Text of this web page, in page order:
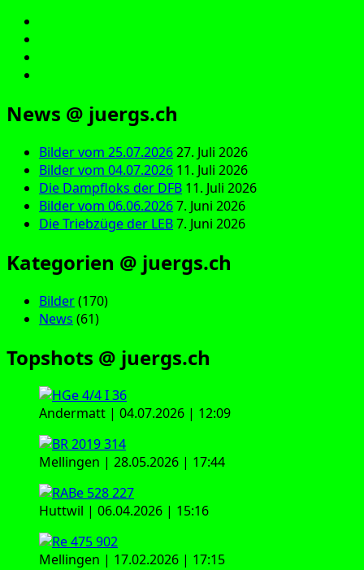
News @ juergs.ch
Bilder vom 25.07.202627. Juli 2026
Bilder vom 04.07.2026 11. Juli 2026
Die Dampfloks der DFB 11. Juli 2026
Bilder vom 06.06.20267. Juni 2026
Die Triebzüge der LEB7. Juni 2026
Kategorien @ juergs.ch
Bilder(170)
News (61)
Topshots @ juergs.ch
Andermatt | 04.07.2026 | 12:09
Mellingen | 28.05.2026 | 17:44
Huttwil | 06.04.2026 | 15:16
Mellingen | 17.02.2026 | 17:15